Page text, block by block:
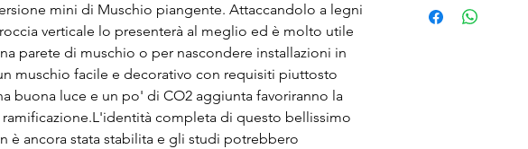
mini di Muschio piangente. Attaccandolo a legni
verticale lo presenterà al meglio ed è molto utile
parete di muschio o per nascondere installazioni in
muschio facile e decorativo con requisiti piuttosto
buona luce e un po' di CO2 aggiunta favoriranno la
ramificazione.L'identità completa di questo bellissimo
è ancora stata stabilita e gli studi potrebbero